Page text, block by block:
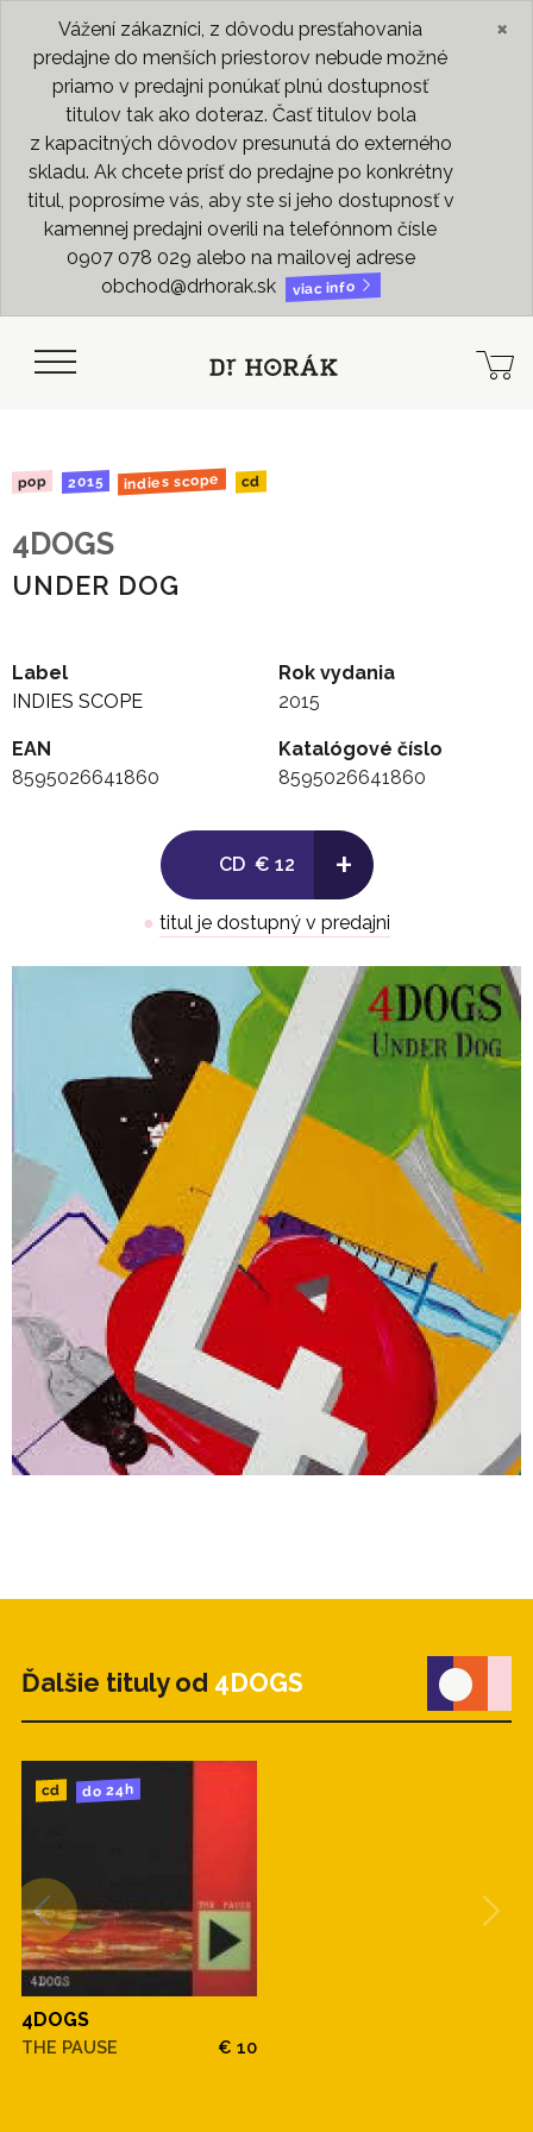
Vážení zákazníci, z dôvodu presťahovania
predajne do menších priestorov nebude možné
priamo v predajni ponúkať plnú dostupnosť
titulov tak ako doteraz. Časť titulov bola
z kapacitných dôvodov presunutá do externého
skladu. Ak chcete prísť do predajne po konkrétny
titul, poprosíme vás, aby ste si jeho dostupnosť v
kamennej predajni overili na telefónnom čísle
0907 078 029 alebo na mailovej adrese
obchod@drhorak.sk
viac info
×
pop 2015 indies scope cd
4DOGS
UNDER DOG
Label
INDIES SCOPE
Rok vydania
2015
EAN
8595026641860
Katalógové číslo
8595026641860
CD € 12 +
● titul je dostupný v predajni
Ďalšie tituly od 4DOGS
cd do 24h
4DOGS
THE PAUSE € 10